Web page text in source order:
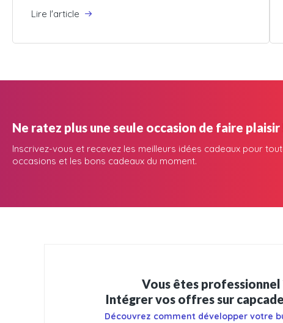
Lire l'article
Ne ratez plus une seule occasion de faire plaisir
Inscrivez-vous et recevez les meilleurs idées cadeaux pour
occasions et les bons cadeaux du moment.
Vous êtes professionnel
Intégrer vos offres sur
Découvrez comment développer votre